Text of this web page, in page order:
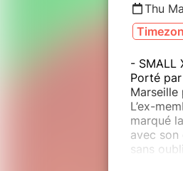
Thu
- SMALL
Porté
L’ex-
marqué
avec son
sans